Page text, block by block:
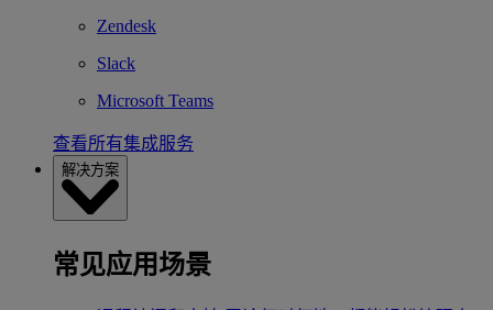
Zendesk
Slack
Microsoft Teams
查看所有集成服务
解决方案
常见应用场景